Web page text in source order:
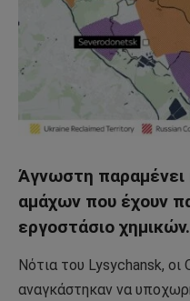
Άγνωστη
αμάχων που έχουν
εργοστάσιο χημικών.
Νότια του Lysychansk,
αναγκάστηκαν να